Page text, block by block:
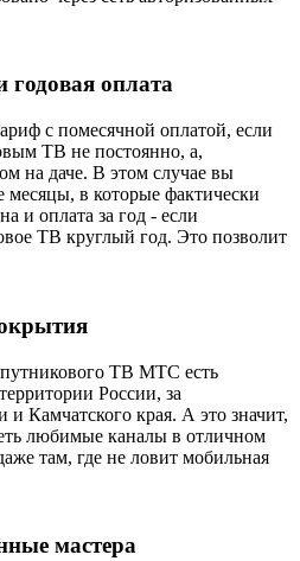
годовая оплата
с помесячной оплатой, если
ТВ не постоянно, а,
на даче. В этом случае вы
месяцы, в которые фактически
и оплата за год - если
ТВ круглый год. Это позволит
ТВ МТС есть
России, за
Камчатского края. А это значит,
любимые каналы в отличном
там, где не ловит мобильная
мастера